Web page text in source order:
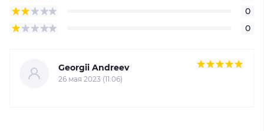
0
0
Georgii Andreev
26 мая 2023 (11:06)